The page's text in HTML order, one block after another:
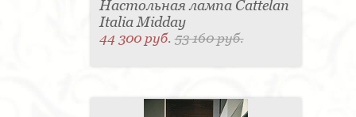
Настольная лампа Cattelan
Italia Midday
44 300 руб.53 160 руб.